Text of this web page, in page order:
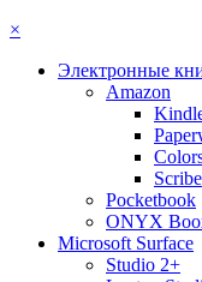
×
Электронные
Amazon
Scribe
Pocketbook
ONYX
Microsoft Surface
Studio 2+